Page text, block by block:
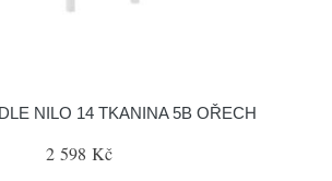
NILO 14 TKANINA 5B OŘECH
2 598 Kč